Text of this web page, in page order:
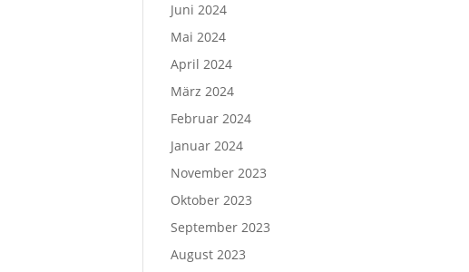
Juni 2024
Mai 2024
April 2024
März 2024
Februar 2024
Januar 2024
November 2023
Oktober 2023
September 2023
August 2023